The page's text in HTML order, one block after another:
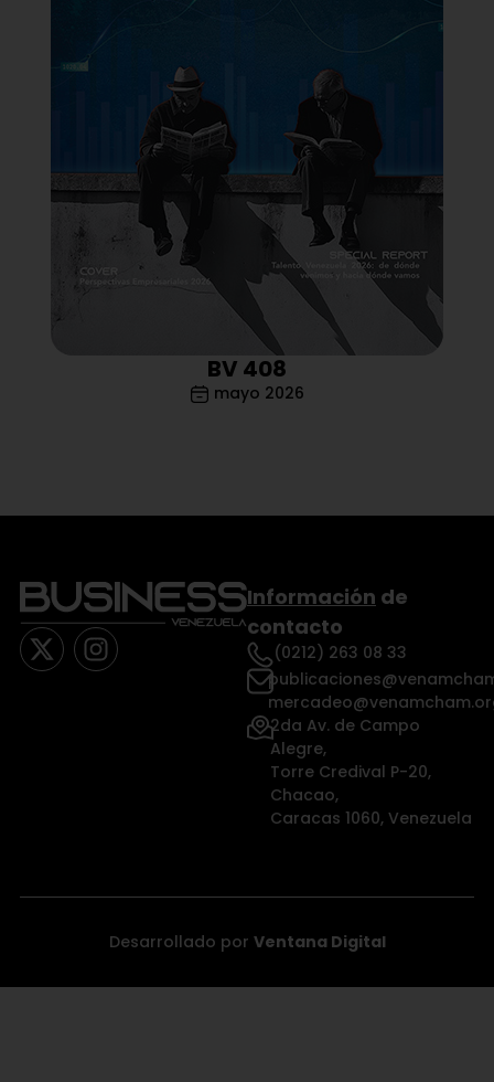
BV 408
mayo 2026
Información de
contacto
(0212) 263 08 33
2da Av. de Campo
Alegre,
Torre Credival P-20,
Chacao,
Caracas 1060, Venezuela
Desarrollado por Ventana Digital